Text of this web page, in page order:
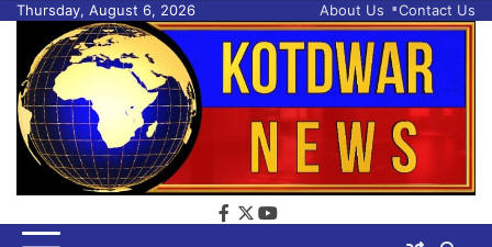
Skip
content
Thursday, August 6, 2026 About Us Contact Us
facebook
twitter
youtube